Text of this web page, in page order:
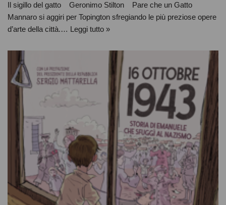
Il sigillo del gatto Geronimo Stilton Pare che un Gatto
Mannaro si aggiri per Topington sfregiando le più preziose opere
d’arte della città.… Leggi tutto »